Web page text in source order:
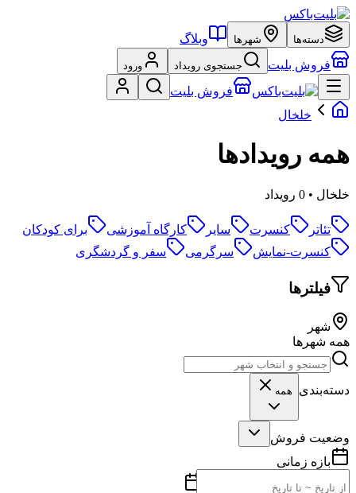
دسته‌ها شهرها
وبلاگ
فروش بلیت
جستجوی رویداد ورود
فروش بلیت
خلخال
همه رویدادها
خلخال • 0 رویداد
تئاتر کنسرت سایر کارگاه آموزشی
برای کودکان
کنسرت-نمایش
سرگرمی سفر و گردشگری
فیلترها
شهر
همه شهرها
دسته‌بندی همه
وضعیت فروش
بازه زمانی